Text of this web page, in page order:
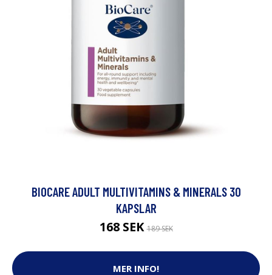
BIOCARE ADULT MULTIVITAMINS & MINERALS 30
KAPSLAR
168 SEK189 SEK
MER INFO!